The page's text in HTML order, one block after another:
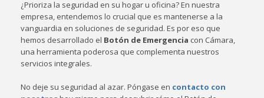
¿Prioriza la seguridad en su hogar u oficina? En nuestra
empresa, entendemos lo crucial que es mantenerse a la
vanguardia en soluciones de seguridad. Es por eso que
hemos desarrollado el Botón de Emergencia con Cámara,
una herramienta poderosa que complementa nuestros
servicios integrales.
No deje su seguridad al azar. Póngase en contacto con